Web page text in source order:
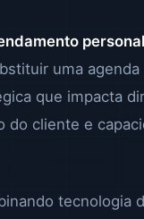
uma agenda
que impacta
do cliente e
tecnologia